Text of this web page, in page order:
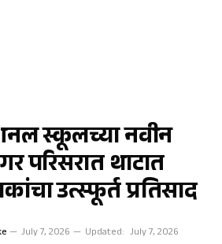
स्कूलच्या नवीन
परिसरात थाटात
उत्स्फूर्त प्रतिसाद
July 7, 2026 Updated: July 7, 2026